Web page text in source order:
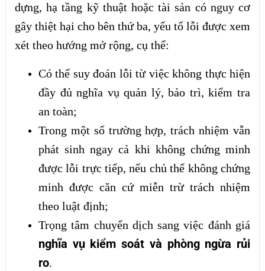
dựng, hạ tầng kỹ thuật hoặc tài sản có nguy cơ
gây thiệt hại cho bên thứ ba, yếu tố lỗi được xem
xét theo hướng mở rộng, cụ thể:
Có thể suy đoán lỗi từ việc không thực hiện
đầy đủ nghĩa vụ quản lý, bảo trì, kiểm tra
an toàn;
Trong một số trường hợp, trách nhiệm vẫn
phát sinh ngay cả khi không chứng minh
được lỗi trực tiếp, nếu chủ thể không chứng
minh được căn cứ miễn trừ trách nhiệm
theo luật định;
Trọng tâm chuyển dịch sang việc đánh giá
nghĩa vụ kiểm soát và phòng ngừa rủi
ro.